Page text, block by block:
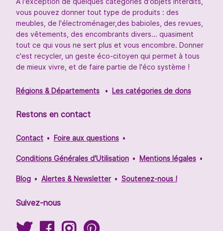
vous pouvez donner tout type de produits : des
meubles, de l'électroménager,des babioles, des revues,
des vêtements, des encombrants divers... quasiment
tout ce qui vous ne sert plus et vous encombre. Donner
c'est recycler, un geste éco-citoyen qui permet à tous
de mieux vivre, et de faire partie de l'éco système !
Régions & Départements Les catégories de dons
Restons en contact
Contact Foire aux questions
Conditions Générales d'Utilisation Mentions légales
Blog Alertes & Newsletter Soutenez-nous !
Suivez-nous